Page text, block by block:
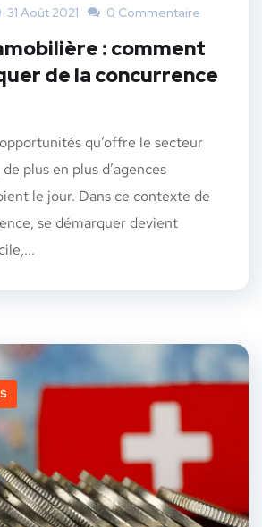
31 Août 2021 0 Commentaire
: comment
de la concurrence
qu’offre le secteur
plus en plus d’agences
le jour. Dans ce contexte de
se démarquer devient